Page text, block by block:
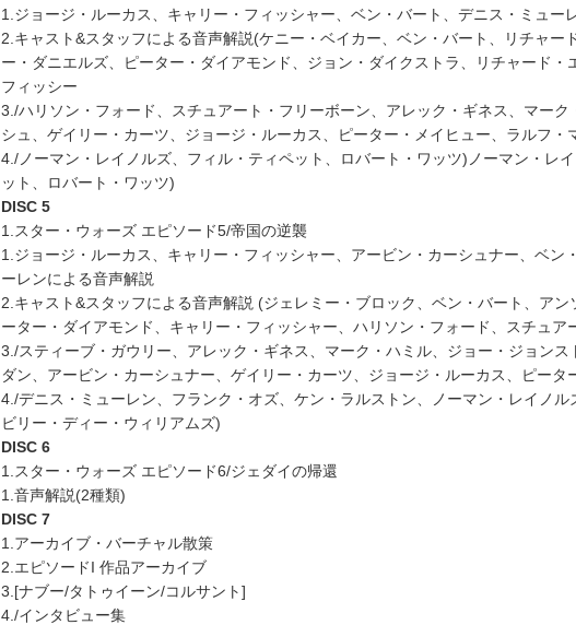
1.ジョージ・ルーカス、キャリー・フィッシャー、ベン・バート、デニス・ミュー
2.キャスト&スタッフによる音声解説(ケニー・ベイカー、ベン・バート、リチャー
ー・ダニエルズ、ピーター・ダイアモンド、ジョン・ダイクストラ、リチャード・
フィッシー
3./ハリソン・フォード、スチュアート・フリーボーン、アレック・ギネス、マーク
シュ、ゲイリー・カーツ、ジョージ・ルーカス、ピーター・メイヒュー、ラルフ・
4./ノーマン・レイノルズ、フィル・ティペット、ロバート・ワッツ)ノーマン・レ
ット、ロバート・ワッツ)
DISC 5
1.スター・ウォーズ エピソード5/帝国の逆襲
1.ジョージ・ルーカス、キャリー・フィッシャー、アービン・カーシュナー、ベン
ーレンによる音声解説
2.キャスト&スタッフによる音声解説 (ジェレミー・ブロック、ベン・バート、ア
ーター・ダイアモンド、キャリー・フィッシャー、ハリソン・フォード、スチュア
3./スティーブ・ガウリー、アレック・ギネス、マーク・ハミル、ジョー・ジョンス
ダン、アービン・カーシュナー、ゲイリー・カーツ、ジョージ・ルーカス、ピータ
4./デニス・ミューレン、フランク・オズ、ケン・ラルストン、ノーマン・レイノル
ビリー・ディー・ウィリアムズ)
DISC 6
1.スター・ウォーズ エピソード6/ジェダイの帰還
1.音声解説(2種類)
DISC 7
1.アーカイブ・バーチャル散策
2.エピソードI 作品アーカイブ
3.[ナブー/タトゥイーン/コルサント]
4./インタビュー集